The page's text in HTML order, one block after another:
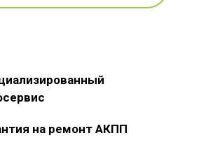
на ремонт АКПП